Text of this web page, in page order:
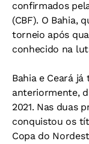
confirmados
(CBF). O Bahia,
torneio após
conhecido na
Bahia e Ceará
anteriormente,
2021. Nas duas
conquistou os
Copa do